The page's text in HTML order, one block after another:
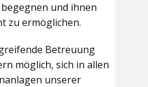
und ihnen
zu ermöglichen.
Betreuung
möglich, sich in allen
unserer